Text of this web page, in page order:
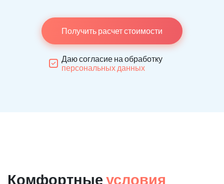
Получить расчет стоимости
Даю согласие на обработку
персональных данных
Комфортные условия